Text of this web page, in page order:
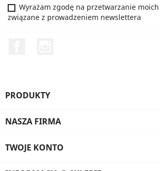
Wyrażam zgodę na przetwarzanie
związane z prowadzeniem newslettera
PRODUKTY
NASZA FIRMA
TWOJE KONTO